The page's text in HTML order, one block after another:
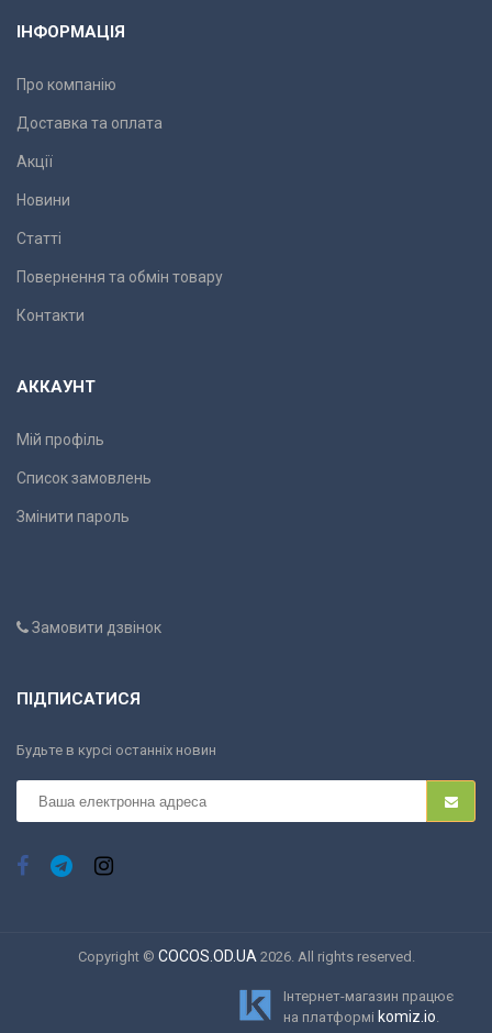
ІНФОРМАЦІЯ
Про компанію
Доставка та оплата
Акції
Новини
Статті
Повернення та обмін товару
Контакти
АККАУНТ
Мій профіль
Список замовлень
Змінити пароль
Замовити дзвінок
ПІДПИСАТИСЯ
Будьте в курсі останніх новин
Copyright © COCOS.OD.UA2026. All rights reserved.
Інтернет-магазин працює
на платформі komiz.io.